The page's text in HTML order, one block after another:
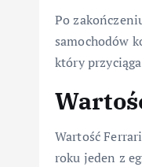
Po
samochodów
który
Wartość
roku jeden z